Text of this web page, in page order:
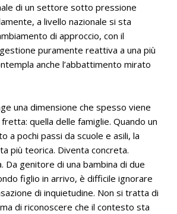
di un settore sotto pressione
a livello nazionale si sta
di approccio, con il
puramente reattiva a una più
anche l’abbattimento mirato
una dimensione che spesso viene
quella delle famiglie. Quando un
a pochi passi da scuole e asili, la
più teorica. Diventa concreta.
Da genitore di una bambina di due
figlio in arrivo, è difficile ignorare
di inquietudine. Non si tratta di
di riconoscere che il contesto sta